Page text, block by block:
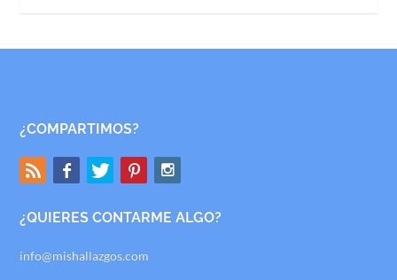
¿COMPARTIMOS?
¿QUIERES CONTARME ALGO?
info@mishallazgos.com